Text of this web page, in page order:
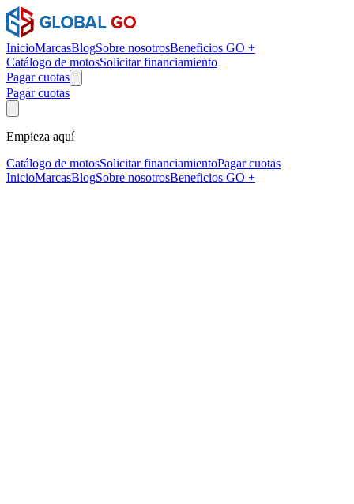
InicioMarcasBlogSobre nosotrosBeneficios GO +
Catálogo de motosSolicitar financiamiento
Pagar cuotas
Pagar cuotas
Empieza aquí
Catálogo de motosSolicitar financiamientoPagar cuotas
InicioMarcasBlogSobre nosotrosBeneficios GO +